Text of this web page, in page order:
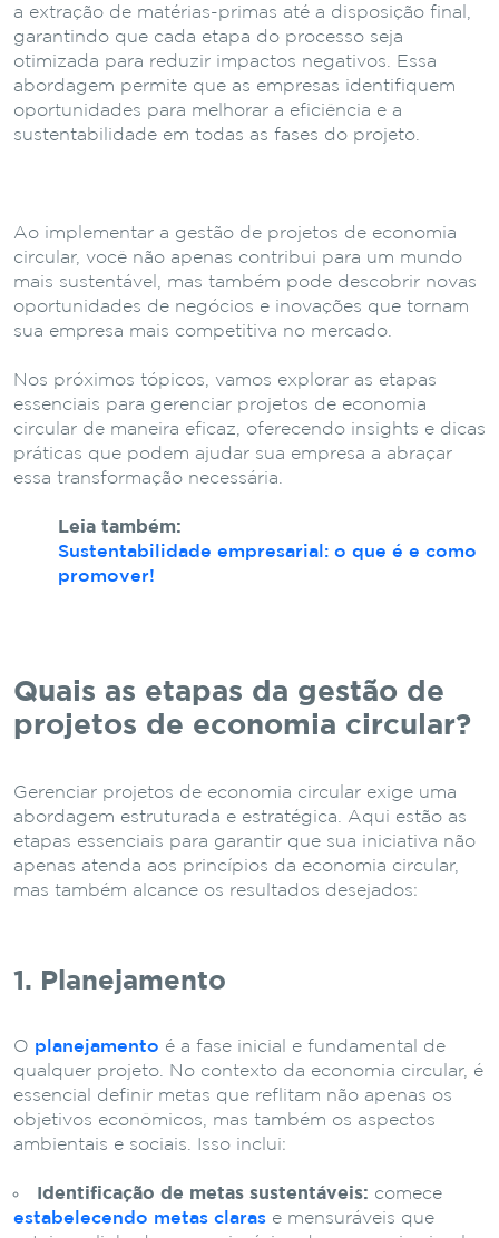
a extração de matérias-primas até a disposição final,
garantindo que cada etapa do processo seja
otimizada para reduzir impactos negativos. Essa
abordagem permite que as empresas identifiquem
oportunidades para melhorar a eficiência e a
sustentabilidade em todas as fases do projeto.
Ao implementar a gestão de projetos de economia
circular, você não apenas contribui para um mundo
mais sustentável, mas também pode descobrir novas
oportunidades de negócios e inovações que tornam
sua empresa mais competitiva no mercado.
Nos próximos tópicos, vamos explorar as etapas
essenciais para gerenciar projetos de economia
circular de maneira eficaz, oferecendo insights e dicas
práticas que podem ajudar sua empresa a abraçar
essa transformação necessária.
Leia também:
Sustentabilidade empresarial: o que é e como
promover!
Quais as etapas da gestão de
projetos de economia circular?
Gerenciar projetos de economia circular exige uma
abordagem estruturada e estratégica. Aqui estão as
etapas essenciais para garantir que sua iniciativa não
apenas atenda aos princípios da economia circular,
mas também alcance os resultados desejados:
1. Planejamento
O planejamento é a fase inicial e fundamental de
qualquer projeto. No contexto da economia circular, é
essencial definir metas que reflitam não apenas os
objetivos econômicos, mas também os aspectos
ambientais e sociais. Isso inclui:
Identificação de metas sustentáveis: comece
estabelecendo metas claras e mensuráveis que